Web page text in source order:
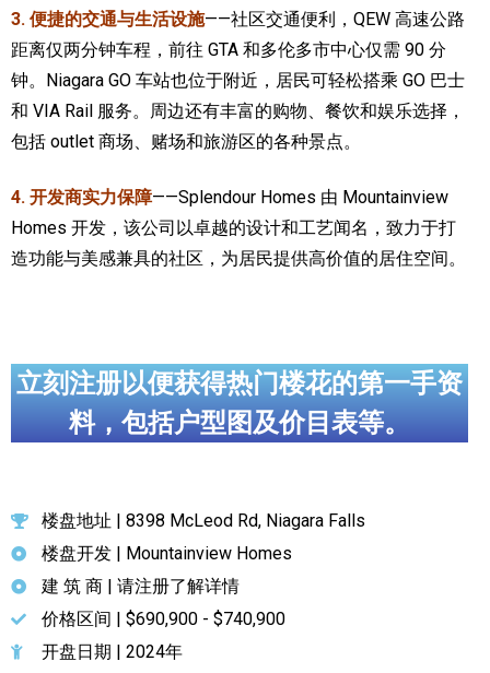
3. 便捷的交通与生活设施——社区交通便利，QEW 高速公路
距离仅两分钟车程，前往 GTA 和多伦多市中心仅需 90 分
钟。Niagara GO 车站也位于附近，居民可轻松搭乘 GO 巴士
和 VIA Rail 服务。周边还有丰富的购物、餐饮和娱乐选择，
包括 outlet 商场、赌场和旅游区的各种景点。
4. 开发商实力保障——Splendour Homes 由 Mountainview
Homes 开发，该公司以卓越的设计和工艺闻名，致力于打
造功能与美感兼具的社区，为居民提供高价值的居住空间。
立刻注册以便获得热门楼花的第一手资
料，包括户型图及价目表等。
楼盘地址 | 8398 McLeod Rd, Niagara Falls
楼盘开发 | Mountainview Homes
建 筑 商 | 请注册了解详情
价格区间 | $690,900 - $740,900
开盘日期 | 2024年